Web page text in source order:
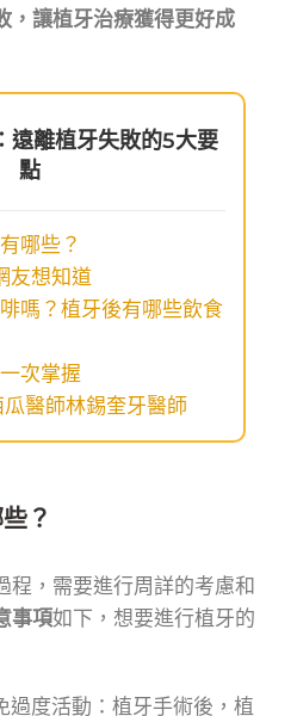
，讓植牙治療獲得更好成
遠離植牙失敗的5大要
點
哪些？
友想知道
嗎？植牙後有哪些飲食
次掌握
醫師林錫奎牙醫師
？
程，需要進行周詳的考慮和
事項如下，想要進行植牙的
過度活動：植牙手術後，植